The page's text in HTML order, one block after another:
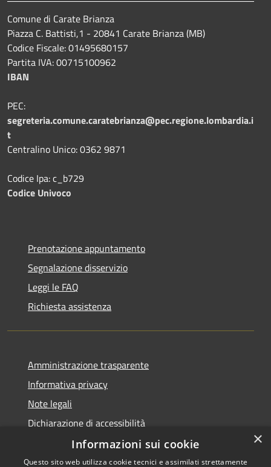
Comune di Carate Brianza
Piazza C. Battisti,1 - 20841 Carate Brianza (MB)
Codice Fiscale: 01495680157
Partita IVA: 00715100962
IBAN
PEC:
segreteria.comune.caratebrianza@pec.regione.lombardia.i
t
Centralino Unico: 0362 9871
Codice Ipa: c_b729
Codice Univoco
Prenotazione appuntamento
Segnalazione disservizio
Leggi le FAQ
Richiesta assistenza
Amministrazione trasparente
Informativa privacy
Note legali
Dichiarazione di accessibilità
×
Informazioni sui cookie
Questo sito web utilizza cookie tecnici e assimilati strettamente